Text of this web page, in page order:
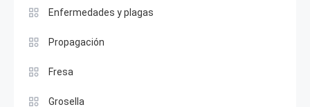
Enfermedades y plagas
Propagación
Fresa
Grosella